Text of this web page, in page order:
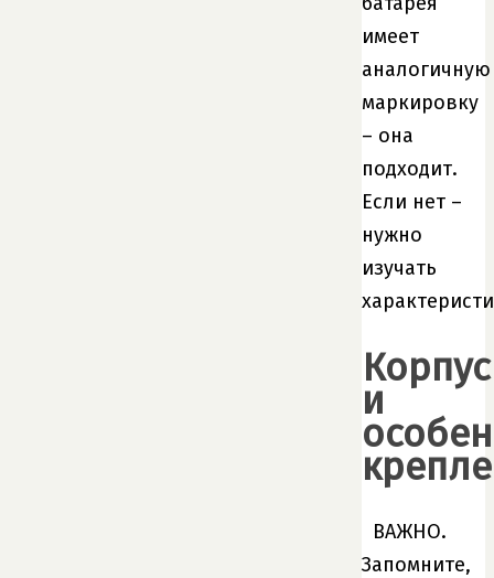
имеет
аналогичную
маркировку
– она
подходит.
Если нет –
нужно
изучать
Корпус
и
ВАЖНО.
Запомните,